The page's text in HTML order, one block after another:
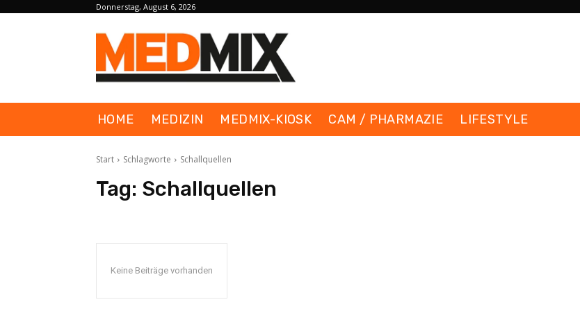
Donnerstag, August 6, 2026
HOME MEDIZIN MEDMIX-KIOSK CAM / PHARMAZIE LIFESTYLE
Start Schlagworte Schallquellen
Tag: Schallquellen
Keine Beiträge vorhanden